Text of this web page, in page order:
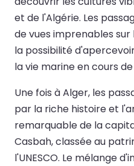
et de l'Algérie. Les
de vues imprenables
la possibilité
la vie marine en cours
Une fois à Alger, les
par la riche histoire et
remarquable de la
Casbah, classée au
l'UNESCO. Le mélange